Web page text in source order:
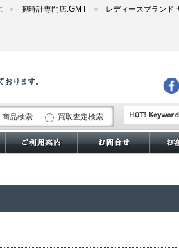
腕時計専門店:GMT レディースブランド
ります。
商品検索 買取査定検索